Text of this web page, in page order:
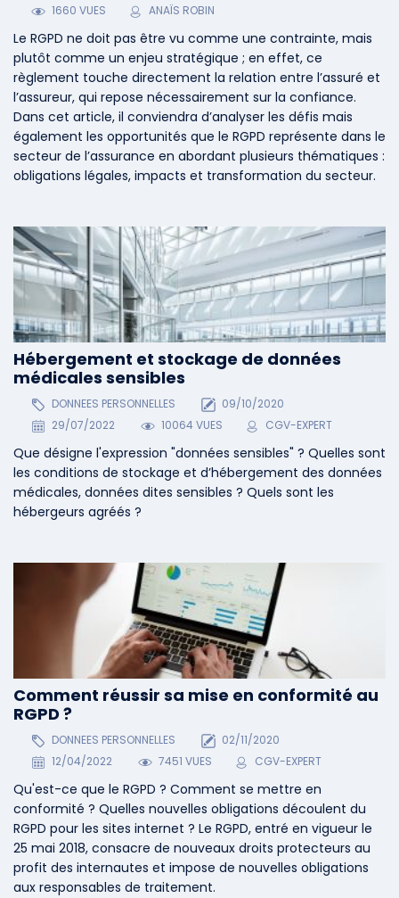
Hébergement et stockage de données
médicales sensibles
DONNEES PERSONNELLES
09/10/2020
29/07/2022
10064 VUES CGV-EXPERT
Que désigne l'expression "données sensibles" ? Quelles sont
les conditions de stockage et d’hébergement des données
médicales, données dites sensibles ? Quels sont les
hébergeurs agréés ?
Comment réussir sa mise en conformité au
RGPD ?
DONNEES PERSONNELLES
02/11/2020
12/04/2022
7451 VUES CGV-EXPERT
Qu'est-ce que le RGPD ? Comment se mettre en
conformité ? Quelles nouvelles obligations découlent du
RGPD pour les sites internet ? Le RGPD, entré en vigueur le
25 mai 2018, consacre de nouveaux droits protecteurs au
profit des internautes et impose de nouvelles obligations
aux responsables de traitement.
1660 VUES
ANAÏS ROBIN
Le RGPD ne doit pas être vu comme une contrainte, mais
plutôt comme un enjeu stratégique ; en effet, ce
règlement touche directement la relation entre l’assuré et
l’assureur, qui repose nécessairement sur la confiance.
Dans cet article, il conviendra d’analyser les défis mais
également les opportunités que le RGPD représente dans le
secteur de l’assurance en abordant plusieurs thématiques :
obligations légales, impacts et transformation du secteur.